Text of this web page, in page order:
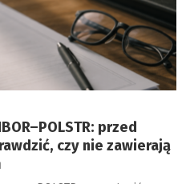
przed
czy nie zawierają